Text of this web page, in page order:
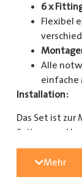
6 x
Flexibel
Alle
einfache
Installation:
Das Set ist
Seitenwand
Mit diesem
Mehr